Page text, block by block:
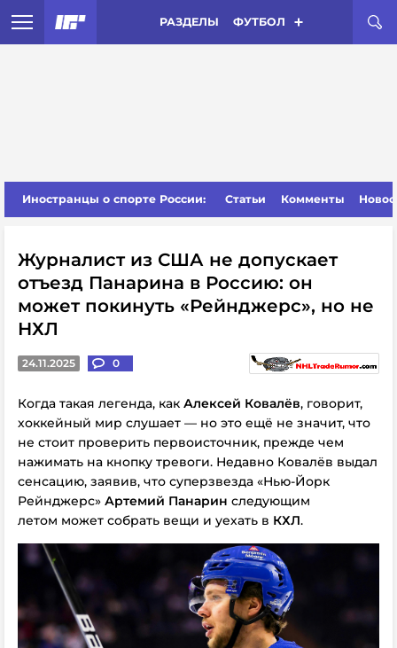
РАЗДЕЛЫ ФУТБОЛ
Иностранцы о спорте России: Статьи Комменты
Журналист из США не допускает
отъезд Панарина в Россию: он
может покинуть «Рейнджерс», но не
НХЛ
24.11.2025 0
Когда такая легенда, как Алексей Ковалёв, говорит,
хоккейный мир слушает — но это ещё не значит, что
не стоит проверить первоисточник, прежде чем
нажимать на кнопку тревоги. Недавно Ковалёв выдал
сенсацию, заявив, что суперзвезда «Нью-Йорк
Рейнджерс» Артемий Панарин следующим
летом может собрать вещи и уехать в КХЛ.